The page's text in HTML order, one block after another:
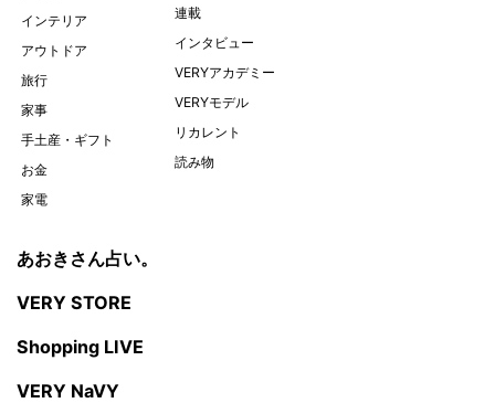
インテリア
アウトドア
旅行
家事
手土産・ギフト
お金
家電
連載
インタビュー
VERYアカデミー
VERYモデル
リカレント
読み物
あおきさん占い。
VERY STORE
Shopping LIVE
VERY NaVY